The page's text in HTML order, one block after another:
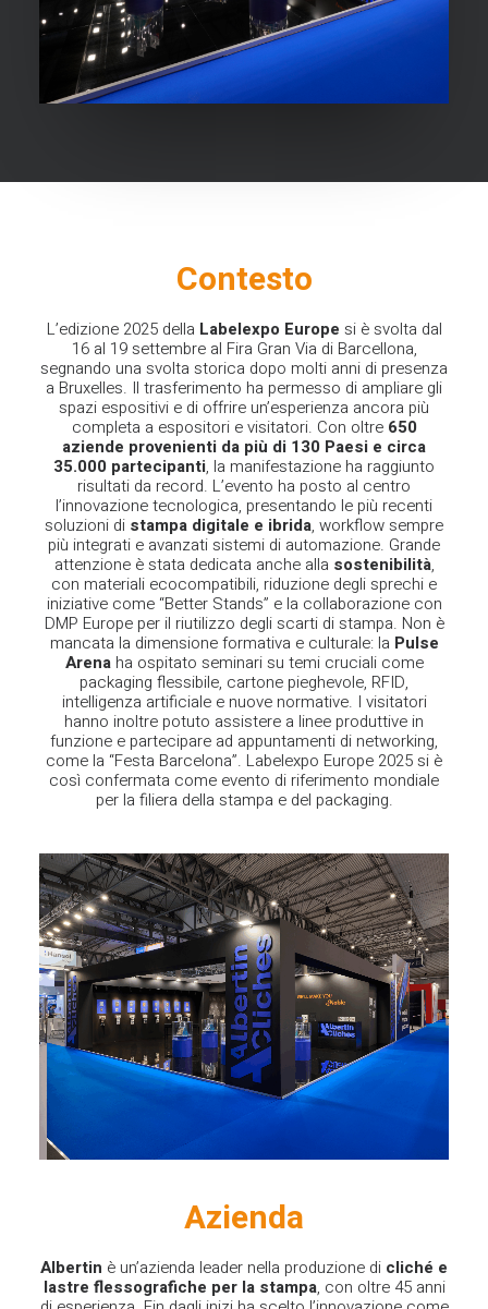
Contesto
L’edizione 2025 della Labelexpo Europe si è svolta dal
16 al 19 settembre al Fira Gran Via di Barcellona,
segnando una svolta storica dopo molti anni di presenza
a Bruxelles. Il trasferimento ha permesso di ampliare gli
spazi espositivi e di offrire un’esperienza ancora più
completa a espositori e visitatori. Con oltre 650
aziende provenienti da più di 130 Paesi e circa
35.000 partecipanti, la manifestazione ha raggiunto
risultati da record. L’evento ha posto al centro
l’innovazione tecnologica, presentando le più recenti
soluzioni di stampa digitale e ibrida, workflow sempre
più integrati e avanzati sistemi di automazione. Grande
attenzione è stata dedicata anche alla sostenibilità,
con materiali ecocompatibili, riduzione degli sprechi e
iniziative come “Better Stands” e la collaborazione con
DMP Europe per il riutilizzo degli scarti di stampa. Non è
mancata la dimensione formativa e culturale: la Pulse
Arenaha ospitato seminari su temi cruciali come
packaging flessibile, cartone pieghevole, RFID,
intelligenza artificiale e nuove normative. I visitatori
hanno inoltre potuto assistere a linee produttive in
funzione e partecipare ad appuntamenti di networking,
come la “Festa Barcelona”. Labelexpo Europe 2025 si è
così confermata come evento di riferimento mondiale
per la filiera della stampa e del packaging.
Azienda
Albertin è un’azienda leader nella produzione di cliché e
lastre flessografiche per la stampa, con oltre 45 anni